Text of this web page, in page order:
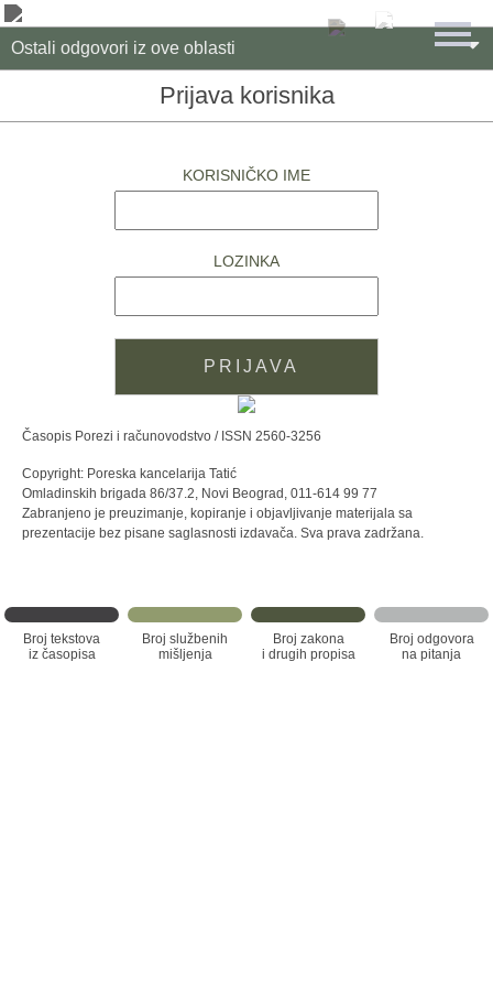
Ostali odgovori iz ove oblasti 
Prijava korisnika
KORISNIČKO IME
LOZINKA
Časopis Porezi i računovodstvo / ISSN 2560-3256
Copyright: Poreska kancelarija Tatić
Omladinskih brigada 86/37.2, Novi Beograd, 011-614 99 77
Zabranjeno je preuzimanje, kopiranje i objavljivanje materijala sa
prezentacije bez pisane saglasnosti izdavača. Sva prava zadržana.
Broj tekstova
iz časopisa
Broj službenih
mišljenja
Broj zakona
i drugih propisa
Broj odgovora
na pitanja